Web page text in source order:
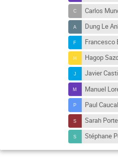
Carlos
Dung Le
Francesco
Hagop
Javier
Manuel
Paul Caucal
Sarah
Stéphane